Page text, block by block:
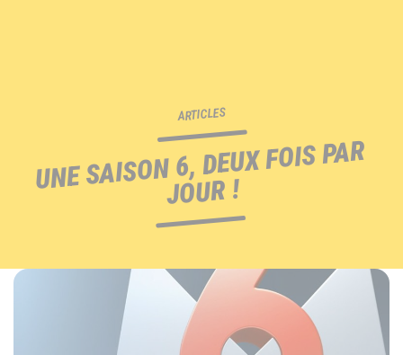
ARTICLES
UNE SAISON 6, DEUX FOIS PAR
JOUR !